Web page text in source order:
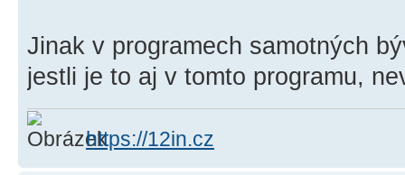
Jinak v programech samotných
jestli je to aj v tomto programu,
https://12in.cz